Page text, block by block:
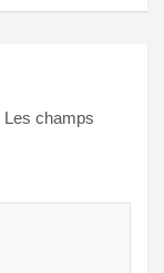
Les champs